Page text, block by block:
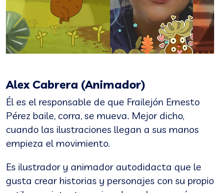
Alex Cabrera (Animador)
Él es el responsable de que Frailejón Ernesto
Pérez baile, corra, se mueva. Mejor dicho,
cuando las ilustraciones llegan a sus manos
empieza el movimiento.
Es ilustrador y animador autodidacta que le
gusta crear historias y personajes con su propio